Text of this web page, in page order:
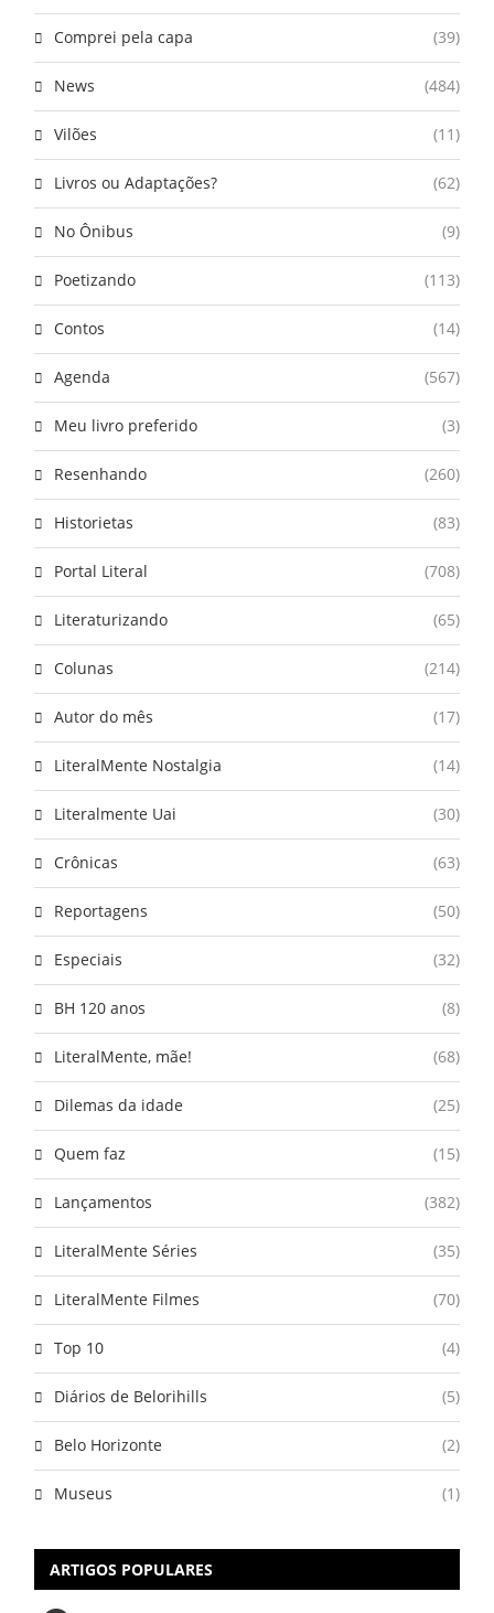
Comprei pela capa (39)
News (484)
Vilões (11)
Livros ou Adaptações? (62)
No Ônibus (9)
Poetizando (113)
Contos (14)
Agenda (567)
Meu livro preferido (3)
Resenhando (260)
Historietas (83)
Portal Literal (708)
Literaturizando (65)
Colunas (214)
Autor do mês (17)
LiteralMente Nostalgia (14)
Literalmente Uai (30)
Crônicas (63)
Reportagens (50)
Especiais (32)
BH 120 anos (8)
LiteralMente, mãe! (68)
Dilemas da idade (25)
Quem faz (15)
Lançamentos (382)
LiteralMente Séries (35)
LiteralMente Filmes (70)
Top 10 (4)
Diários de Belorihills (5)
Belo Horizonte (2)
Museus (1)
ARTIGOS POPULARES